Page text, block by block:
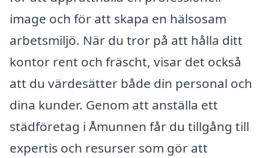
image och för att skapa en hälsosam
arbetsmiljö. När du tror på att hålla ditt
kontor rent och fräscht, visar det också
att du värdesätter både din personal och
dina kunder. Genom att anställa ett
städföretag i Åmunnen får du tillgång till
expertis och resurser som gör att